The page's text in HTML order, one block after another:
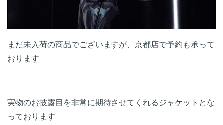
まだ未入荷の商品でございますが、京都店で予約も承って
おります
実物のお披露目を非常に期待させてくれるジャケットとな
っております